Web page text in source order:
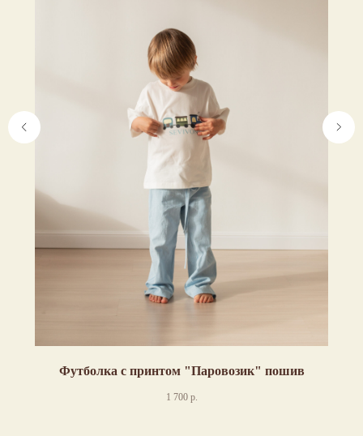
Футболка с принтом "Паровозик" пошив
1 700 р.